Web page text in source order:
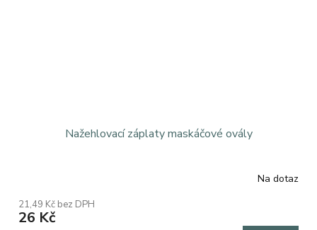
Nažehlovací záplaty maskáčové ovály
Na dotaz
21,49 Kč bez DPH
26 Kč